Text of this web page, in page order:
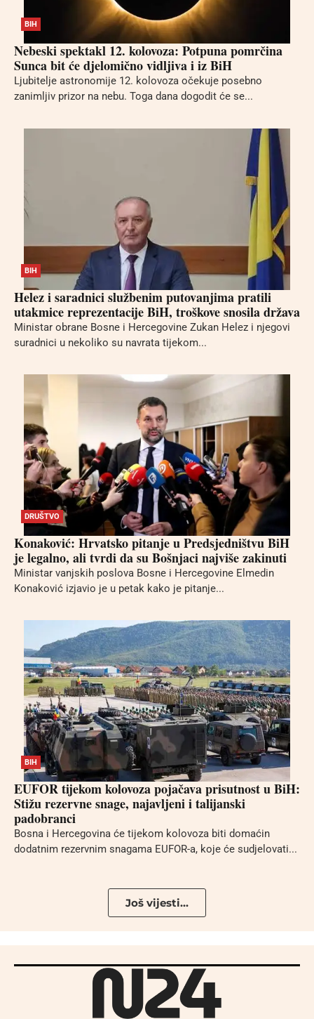
BIH
Nebeski spektakl 12. kolovoza: Potpuna pomrčina
Sunca bit će djelomično vidljiva i iz BiH
Ljubitelje astronomije 12. kolovoza očekuje posebno
zanimljiv prizor na nebu. Toga dana dogodit će se...
BIH
Helez i saradnici službenim putovanjima pratili
utakmice reprezentacije BiH, troškove snosila država
Ministar obrane Bosne i Hercegovine Zukan Helez i njegovi
suradnici u nekoliko su navrata tijekom...
DRUŠTVO
Konaković: Hrvatsko pitanje u Predsjedništvu BiH
je legalno, ali tvrdi da su Bošnjaci najviše zakinuti
Ministar vanjskih poslova Bosne i Hercegovine Elmedin
Konaković izjavio je u petak kako je pitanje...
BIH
EUFOR tijekom kolovoza pojačava prisutnost u BiH:
Stižu rezervne snage, najavljeni i talijanski
padobranci
Bosna i Hercegovina će tijekom kolovoza biti domaćin
dodatnim rezervnim snagama EUFOR-a, koje će sudjelovati...
Još vijesti...